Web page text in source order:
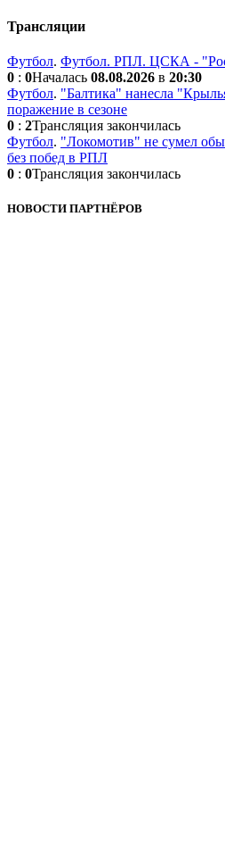
Трансляции
Футбол. Футбол. РПЛ. ЦСКА -
0 : 0Началась 08.08.2026 в 20:30
Футбол. "Балтика" нанесла
поражение в сезоне
0 : 2Трансляция закончилась
Футбол. "Локомотив" не сумел
без побед в РПЛ
0 : 0Трансляция закончилась
НОВОСТИ ПАРТНЁРОВ